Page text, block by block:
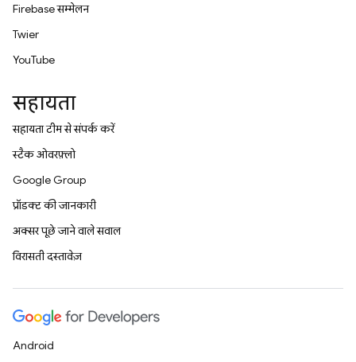
Firebase सम्मेलन
Twitter
YouTube
सहायता
सहायता टीम से संपर्क करें
स्टैक ओवरफ़्लो
Google Group
प्रॉडक्ट की जानकारी
अक्सर पूछे जाने वाले सवाल
विरासती दस्तावेज़
Android